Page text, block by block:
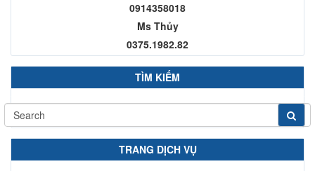
0914358018
Ms Thủy
0375.1982.82
TÌM KIẾM
TRANG DỊCH VỤ